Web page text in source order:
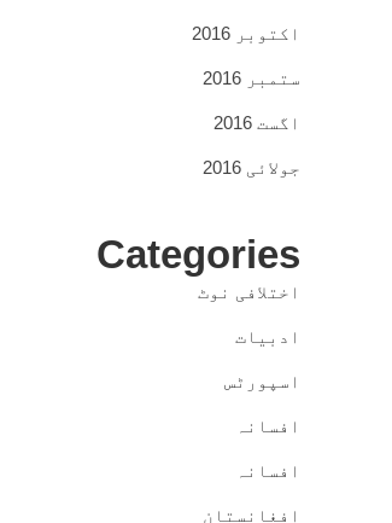
اکتوبر 2016
ستمبر 2016
اگست 2016
جولائی 2016
Categories
اختلافی نوٹ
ادبیات
اسپورٹس
افسانہ
افسانہ
افغانستان